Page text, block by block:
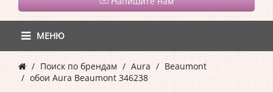
МЕНЮ
Поиск по брендам Aura
Beaumont
обои Aura Beaumont 346238